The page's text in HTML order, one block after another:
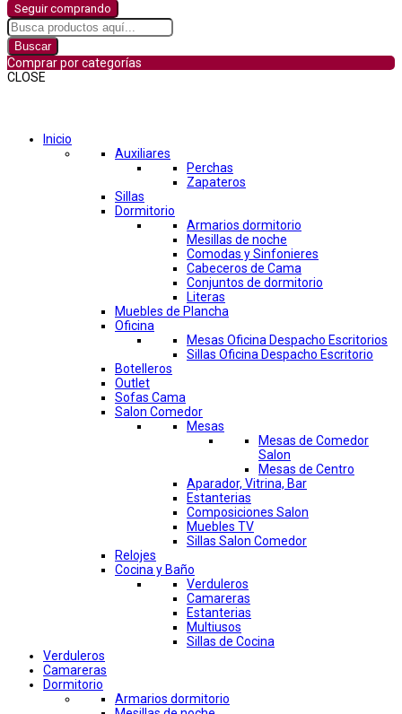
Seguir comprando
Buscar
Comprar por categorías
CLOSE
Inicio
Auxiliares
Perchas
Zapateros
Sillas
Dormitorio
Armarios dormitorio
Mesillas de noche
Comodas y Sinfonieres
Cabeceros de Cama
Conjuntos de dormitorio
Literas
Muebles de Plancha
Oficina
Mesas Oficina Despacho Escritorios
Sillas Oficina Despacho Escritorio
Botelleros
Outlet
Sofas Cama
Salon Comedor
Mesas
Mesas de Comedor
Salon
Mesas de Centro
Aparador, Vitrina, Bar
Estanterias
Composiciones Salon
Muebles TV
Sillas Salon Comedor
Relojes
Cocina y Baño
Verduleros
Camareras
Estanterias
Multiusos
Sillas de Cocina
Verduleros
Camareras
Dormitorio
Armarios dormitorio